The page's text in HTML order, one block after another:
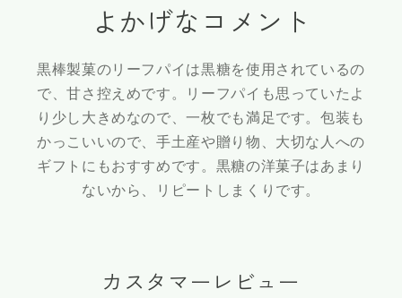
よかげなコメント
黒棒製菓のリーフパイは黒糖を使用されているの
で、甘さ控えめです。リーフパイも思っていたよ
り少し大きめなので、一枚でも満足です。包装も
かっこいいので、手土産や贈り物、大切な人への
ギフトにもおすすめです。黒糖の洋菓子はあまり
ないから、リピートしまくりです。
カスタマーレビュー